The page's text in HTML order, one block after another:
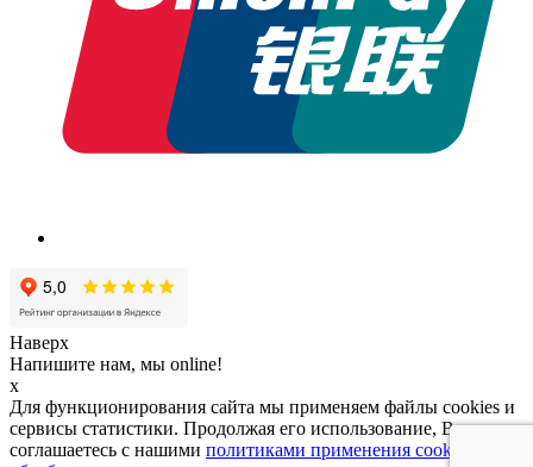
Наверх
Напишите нам, мы online!
x
Для функционирования сайта мы применяем файлы cookies и
сервисы статистики. Продолжая его использование, Вы
соглашаетесь с нашими политиками применения cookies и